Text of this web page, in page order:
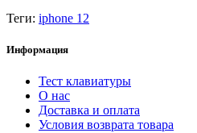
Теги: iphone 12
Информация
Тест клавиатуры
О нас
Доставка и оплата
Условия возврата товара